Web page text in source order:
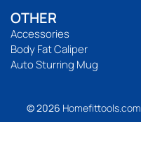
OTHER
Accessories
Body Fat Caliper
Auto Sturring Mug
© 2026 Homefittools.com